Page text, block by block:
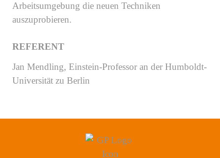
Arbeitsumgebung die neuen Techniken
auszuprobieren.
REFERENT
Jan Mendling, Einstein-Professor an der Humboldt-
Universität zu Berlin